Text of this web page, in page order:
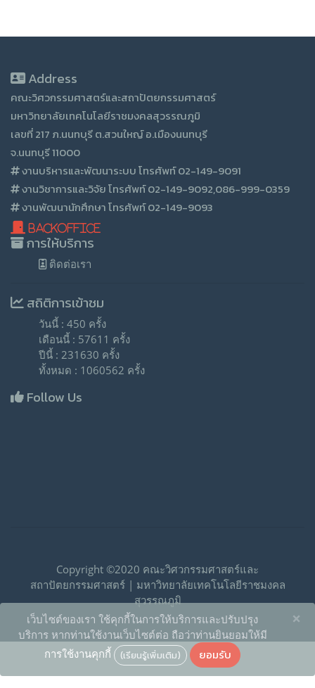
Address
คณะวิศวกรรมศาสตร์และสถาปัตยกรรมศาสตร์
มหาวิทยาลัยเทคโนโลยีราชมงคลสุวรรณภูมิ
เลขที่ 217 ภ.นนทบุรี ต.สวนใหญ์ อ.เมืองนนทบุรี
จ.นนทบุรี 11000
งานบริหารและพัฒนาระบบ โทรศัพท์ 02-149-9091
งานวิชาการและวิจัย โทรศัพท์ 02-149-9092,086-999-0359
งานพัฒนานักศึกษา โทรศัพท์ 02-149-9093
BackOffice
การให้บริการ
ติดต่อเรา
สถิติการเข้าชม
วันนี้ : 450 ครั้ง
เดือนนี้ : 57611 ครั้ง
ปีนี้ : 231630 ครั้ง
ทั้งหมด : 1060562 ครั้ง
Follow Us
Copyright ©2020 คณะวิศวกรรมศาสตร์และ
สถาปัตยกรรมศาสตร์ | มหาวิทยาลัยเทคโนโลยีราชมงคล
สุวรรณภูมิ
เว็บไซต์ของเรา ใช้คุกกี้ในการให้บริการและปรับปรุง
บริการ หากท่านใช้งานเว็บไซต์ต่อ ถือว่าท่านยินยอมให้มี
การใช้งานคุกกี้ (เรียนรู้เพิ่มเติม) ยอมรับ
×